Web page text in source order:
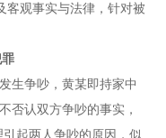
客观事实与法律，针对被
生争吵，黄某即持家中
否认双方争吵的事实，
起两人争吵的原因，似